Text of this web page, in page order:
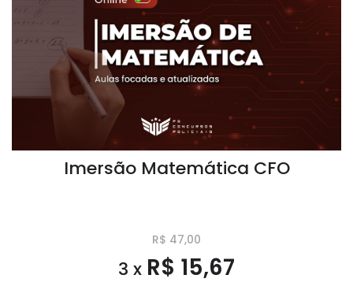
Imersão Matemática CFO
R$ 47,00
3 x R$ 15,67